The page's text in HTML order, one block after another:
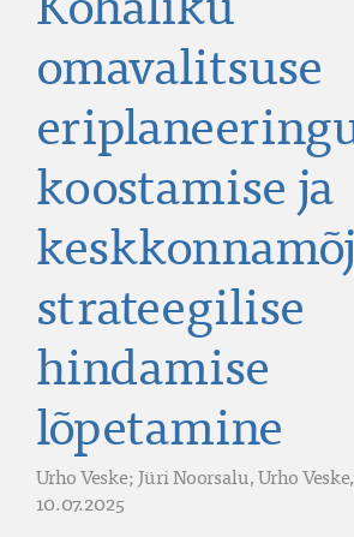
omavalitsuse
koostamise ja
strateegilise
hindamise
lõpetamine
Urho Veske; Jüri Noorsalu,Urho Veske,
10.07.2025